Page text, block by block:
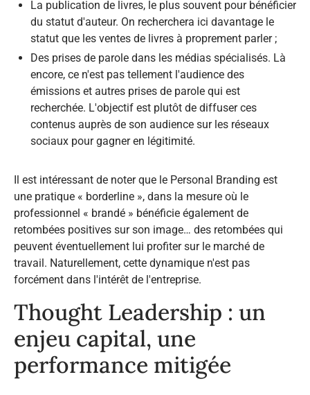
La publication de livres, le plus souvent pour bénéficier
du statut d'auteur. On recherchera ici davantage le
statut que les ventes de livres à proprement parler ;
Des prises de parole dans les médias spécialisés. Là
encore, ce n'est pas tellement l'audience des
émissions et autres prises de parole qui est
recherchée. L'objectif est plutôt de diffuser ces
contenus auprès de son audience sur les réseaux
sociaux pour gagner en légitimité.
Il est intéressant de noter que le Personal Branding est
une pratique « borderline », dans la mesure où le
professionnel « brandé » bénéficie également de
retombées positives sur son image… des retombées qui
peuvent éventuellement lui profiter sur le marché de
travail. Naturellement, cette dynamique n'est pas
forcément dans l'intérêt de l'entreprise.
Thought Leadership : un
enjeu capital, une
performance mitigée​